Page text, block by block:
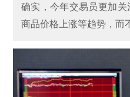
确实，今年交易员更加
商品价格上涨等趋势，而